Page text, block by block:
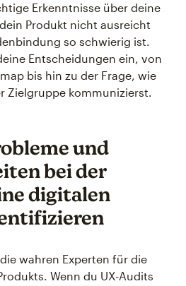
Erkenntnisse über deine
Produkt nicht ausreicht
so schwierig ist.
Entscheidungen ein, von
bis hin zu der Frage, wie
Zielgruppe kommunizierst.
und
bei der
digitalen
wahren Experten für die
Wenn du UX-Audits